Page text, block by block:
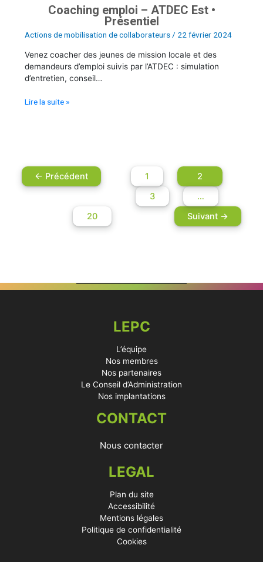
Coaching emploi – ATDEC Est •
Présentiel
Actions de mobilisation de collaborateurs / 22 février 2024
Venez coacher des jeunes de mission locale et des
demandeurs d’emploi suivis par l’ATDEC : simulation
d’entretien, conseil…
Coaching
–
Est
•
Présentiel
Lire la suite »
← Précédent 1
2
3
…
20
Suivant →
LEPC
L’équipe
Nos membres
Nos partenaires
Le Conseil d’Administration
Nos implantations
CONTACT
Nous contacter
LEGAL
Plan du site
Accessibilité
Mentions légales
Politique de confidentialité
Cookies